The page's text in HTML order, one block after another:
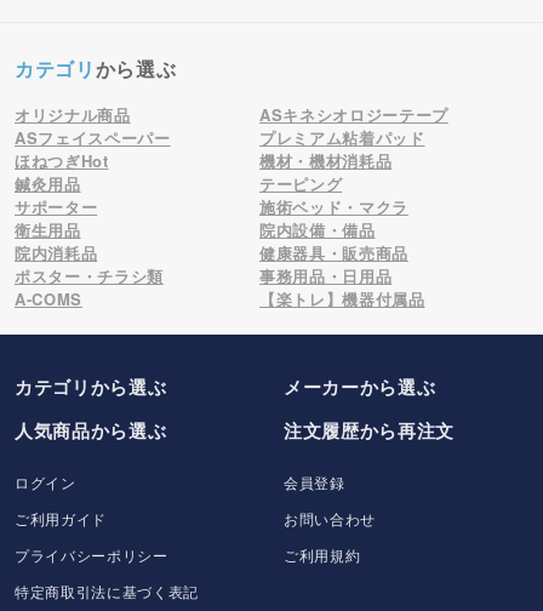
カテゴリから選ぶ
オリジナル商品
ASキネシオロジーテープ
ASフェイスペーパー
プレミアム粘着パッド
ほねつぎHot
機材・機材消耗品
鍼灸用品
テーピング
サポーター
施術ベッド・マクラ
衛生用品
院内設備・備品
院内消耗品
健康器具・販売商品
ポスター・チラシ類
事務用品・日用品
A-COMS
【楽トレ】機器付属品
カテゴリから選ぶ メーカーから選ぶ
人気商品から選ぶ
注文履歴から再注文
ログイン
会員登録
ご利用ガイド
お問い合わせ
プライバシーポリシー
ご利用規約
特定商取引法に基づく表記